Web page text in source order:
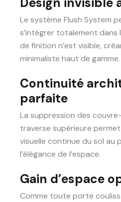
Le système Flush System
s’intégrer totalement dans
de finition n’est visible,
minimaliste haut de gamme.
Continuité
parfaite
La suppression des
traverse supérieure
visuelle continue du sol au
l’élégance de l’espace.
Gain d’espace
Comme toute porte